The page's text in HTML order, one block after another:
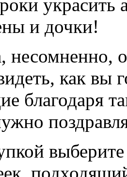
украсить
и дочки!
как вы
благодаря